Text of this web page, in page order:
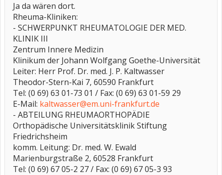
Ja da wären dort.
Rheuma-Kliniken:
- SCHWERPUNKT RHEUMATOLOGIE DER MED.
KLINIK III
Zentrum Innere Medizin
Klinikum der Johann Wolfgang Goethe-Universität
Leiter: Herr Prof. Dr. med. J. P. Kaltwasser
Theodor-Stern-Kai 7, 60590 Frankfurt
Tel: (0 69) 63 01-73 01 / Fax: (0 69) 63 01-59 29
E-Mail: kaltwasser@em.uni-frankfurt.de
- ABTEILUNG RHEUMAORTHOPÄDIE
Orthopädische Universitätsklinik Stiftung
Friedrichsheim
komm. Leitung: Dr. med. W. Ewald
Marienburgstraße 2, 60528 Frankfurt
Tel: (0 69) 67 05-2 27 / Fax: (0 69) 67 05-3 93